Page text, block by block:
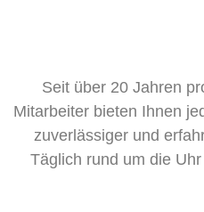
Seit über 20 Jahren
Mitarbeiter bieten Ihnen
zuverlässiger und
Täglich rund um die